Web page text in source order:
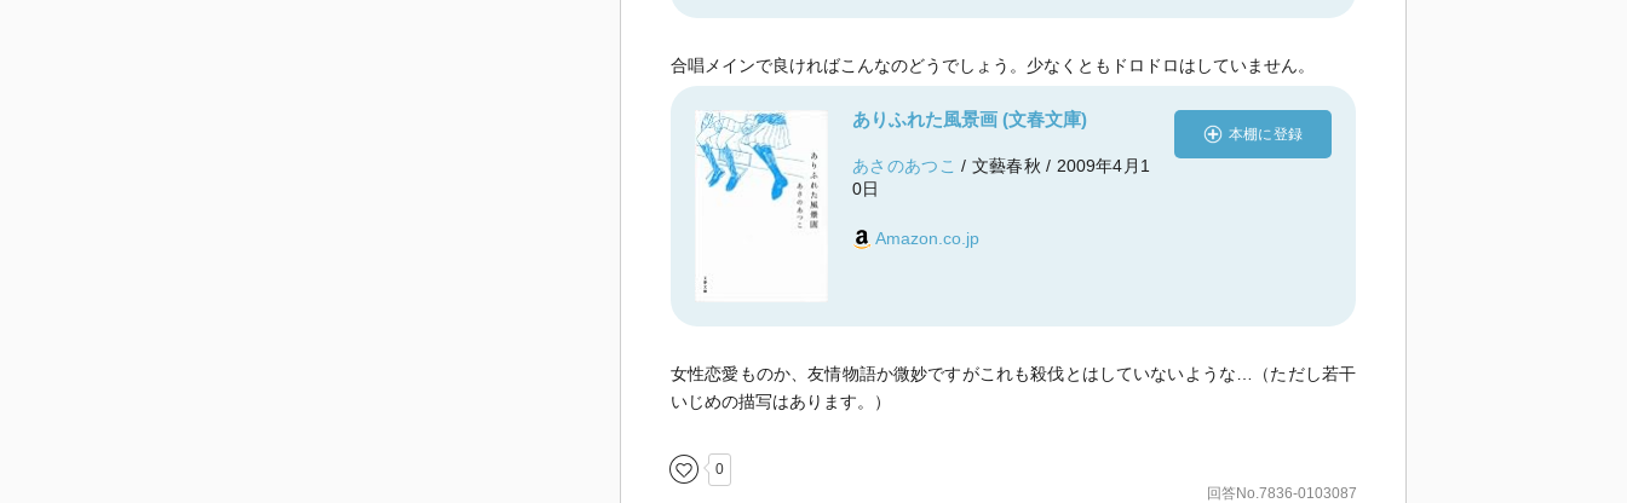
合唱メインで良ければこんなのどうでしょう。少なくともドロドロはしていません。
ありふれた風景画 (文春文庫)
あさのあつこ / 文藝春秋 / 2009年4月1
0日
Amazon.co.jp
本棚に登録
女性恋愛ものか、友情物語か微妙ですがこれも殺伐とはしていないような…（ただし若干
いじめの描写はあります。）
0
回答No.7836-0103087